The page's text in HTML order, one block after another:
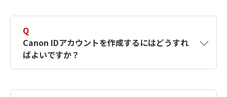
Q
Canon IDアカウントを作成するにはどうすれ
ばよいですか？